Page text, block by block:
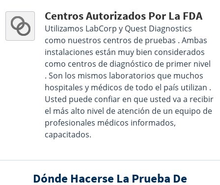
Centros Autorizados Por La FDA
Utilizamos LabCorp y Quest Diagnostics
como nuestros centros de pruebas . Ambas
instalaciones están muy bien considerados
como centros de diagnóstico de primer nivel
. Son los mismos laboratorios que muchos
hospitales y médicos de todo el país utilizan .
Usted puede confiar en que usted va a recibir
el más alto nivel de atención de un equipo de
profesionales médicos informados,
capacitados.
Dónde Hacerse La Prueba De